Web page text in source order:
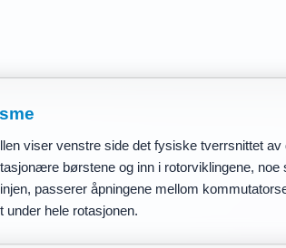
viser venstre side det fysiske tverrsnittet
børstene og inn i rotorviklingene,
passerer åpningene mellom
under hele rotasjonen.